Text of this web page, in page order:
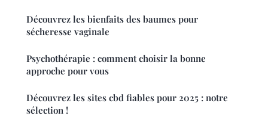
Découvrez les bienfaits des baumes pour
sécheresse vaginale
Psychothérapie : comment choisir la bonne
approche pour vous
Découvrez les sites cbd fiables pour 2025 : notre
sélection !